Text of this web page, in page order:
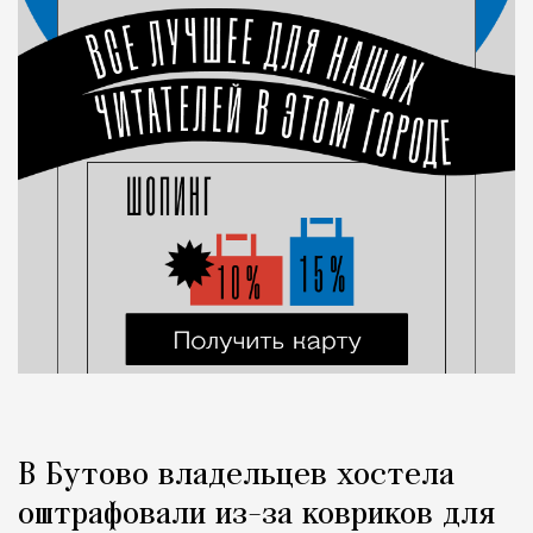
В Бутово владельцев хостела
оштрафовали из-за ковриков для